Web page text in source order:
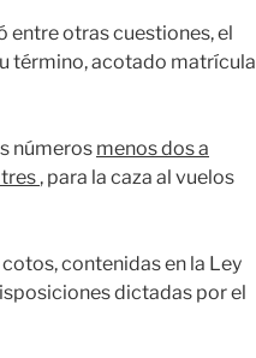
entre otras cuestiones, el
término, acotado matrícula
números menos dos a
, para la caza al vuelos
contenidas en la Ley
dictadas por el